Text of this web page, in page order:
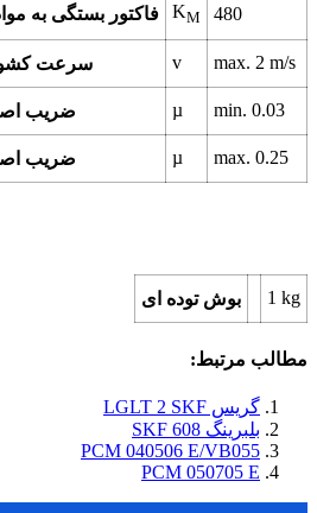
فاکتور بستگی به KM 480
سرعت v max. 2 m/s
ضریب µ min. 0.03
ضریب µ max. 0.25
بوش توده ای 1 kg
مطالب مرتبط:
گریس LGLT 2 SKF
بلبرینگ 608 SKF
PCM 040506 E/VB055
PCM 050705 E